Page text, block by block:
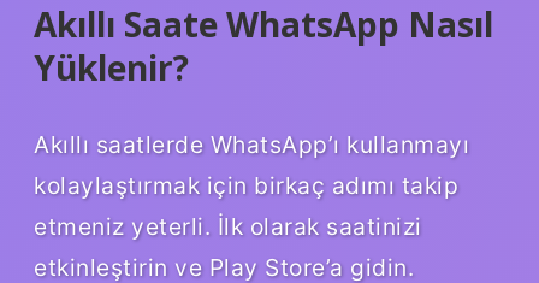
Akıllı Saate WhatsApp Nasıl
Yüklenir?
Akıllı saatlerde WhatsApp’ı kullanmayı
kolaylaştırmak için birkaç adımı takip
etmeniz yeterli. İlk olarak saatinizi
etkinleştirin ve Play Store’a gidin.